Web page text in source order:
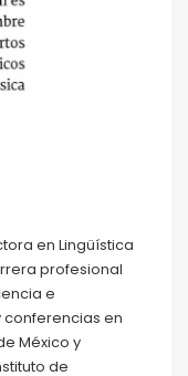
en Lingüística
profesional
e
conferencias en
México y
de